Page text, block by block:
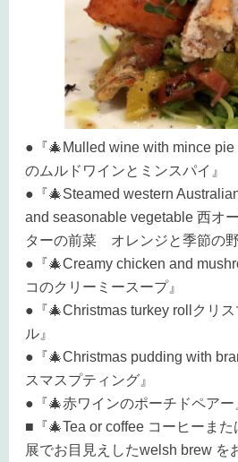
●『🎄Mulled wine with mince pie
のムルドワインとミンスパイ』
●『🎄Steamed western
and seasonable vegetable 西オ
ターの前菜 オレンジと季節の野
●『🎄Creamy chicken and
コのクリーミースープ』
●『🎄Christmas turkey rollクリ
ル』
●『🎄Christmas pudding with
スマスプティング』
●『🎄赤ワインのポーチドペアー
■『🎄Tea or coffee コーヒーま
展でお目見えしたwelsh brew を